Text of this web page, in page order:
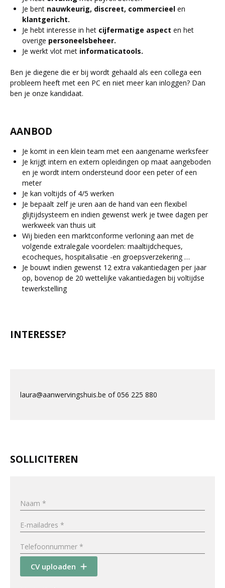
Je bent nauwkeurig, discreet, commercieel en
klantgericht.
Je hebt interesse in het cijfermatige aspect en het
overige personeelsbeheer.
Je werkt vlot met informaticatools.
Ben je diegene die er bij wordt gehaald als een collega een
probleem heeft met een PC en niet meer kan inloggen? Dan
ben je onze kandidaat.
AANBOD
Je komt in een klein team met een aangename werksfeer
Je krijgt intern en extern opleidingen op maat aangeboden
en je wordt intern ondersteund door een peter of een
meter
Je kan voltijds of 4/5 werken
Je bepaalt zelf je uren aan de hand van een flexibel
glijtijdsysteem en indien gewenst werk je twee dagen per
werkweek van thuis uit
Wij bieden een marktconforme verloning aan met de
volgende extralegale voordelen: maaltijdcheques,
ecocheques, hospitalisatie -en groepsverzekering …
Je bouwt indien gewenst 12 extra vakantiedagen per jaar
op, bovenop de 20 wettelijke vakantiedagen bij voltijdse
tewerkstelling
INTERESSE?
laura@aanwervingshuis.be of 056 225 880
SOLLICITEREN
CV uploaden